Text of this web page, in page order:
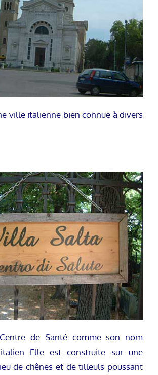
ville italienne bien connue à divers
de Santé comme son nom
Elle est construite sur une
de chênes et de tilleuls poussant